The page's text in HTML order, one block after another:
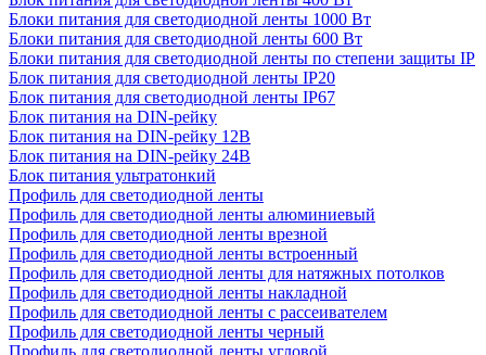
Блоки питания для светодиодной ленты 1000 Вт
Блоки питания для светодиодной ленты 600 Вт
Блоки питания для светодиодной ленты по степени защиты IP
Блок питания для светодиодной ленты IP20
Блок питания для светодиодной ленты IP67
Блок питания на DIN-рейку
Блок питания на DIN-рейку 12В
Блок питания на DIN-рейку 24В
Блок питания ультратонкий
Профиль для светодиодной ленты
Профиль для светодиодной ленты алюминиевый
Профиль для светодиодной ленты врезной
Профиль для светодиодной ленты встроенный
Профиль для светодиодной ленты для натяжных потолков
Профиль для светодиодной ленты накладной
Профиль для светодиодной ленты с рассеивателем
Профиль для светодиодной ленты черный
Профиль для светодиодной ленты угловой